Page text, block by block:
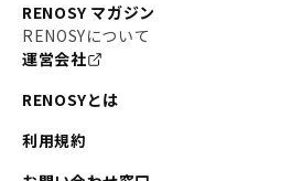
RENOSY マガジン
RENOSYについて
運営会社
RENOSYとは
利用規約